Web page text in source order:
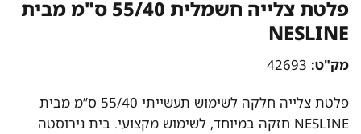
פלטת צלייה חשמלית 55/40 ס"מ מבית
NESLINE
מק"ט:42693
פלטת צלייה חלקה לשימוש תעשייתי 55/40 ס”מ מבית
NESLINE חזקה במיוחד, לשימוש מקצועי. בית נירוסטה